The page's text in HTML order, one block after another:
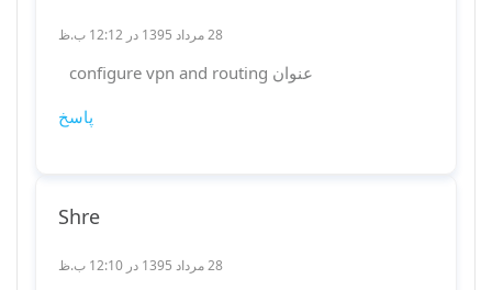
28 مرداد 1395 در 12:12 ب.ظ
عنوان configure vpn and routing
پاسخ
Shre
28 مرداد 1395 در 12:10 ب.ظ